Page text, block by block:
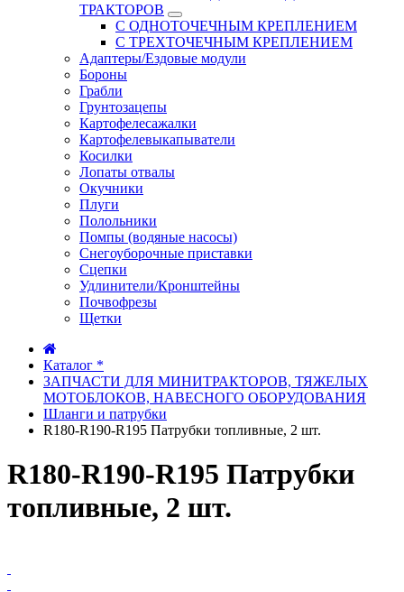
ТРАКТОРОВ
С ОДНОТОЧЕЧНЫМ КРЕПЛЕНИЕМ
С ТРЕХТОЧЕЧНЫМ КРЕПЛЕНИЕМ
Адаптеры/Ездовые модули
Бороны
Грабли
Грунтозацепы
Картофелесажалки
Картофелевыкапыватели
Косилки
Лопаты отвалы
Окучники
Плуги
Полольники
Помпы (водяные насосы)
Снегоуборочные приставки
Сцепки
Удлинители/Кронштейны
Почвофрезы
Щетки
Каталог *
ЗАПЧАСТИ ДЛЯ МИНИТРАКТОРОВ, ТЯЖЕЛЫХ
МОТОБЛОКОВ, НАВЕСНОГО ОБОРУДОВАНИЯ
Шланги и патрубки
R180-R190-R195 Патрубки топливные, 2 шт.
R180-R190-R195 Патрубки
топливные, 2 шт.